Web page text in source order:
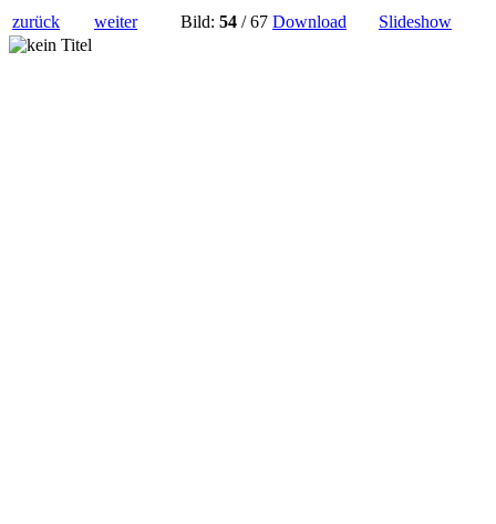
zurück weiter Bild: 54 / 67 Download Slideshow